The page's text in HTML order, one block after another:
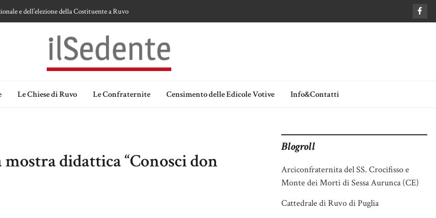
e dell’elezione della Costituente a Ruvo
Madonna delle Grazie di Ruvo di Puglia
Ipotesi e memorie.
Le Chiese di Ruvo Le Confraternite Censimento delle Edicole Votive Info&Contatti
didattica “Conosci don
Blogroll
Arciconfraternita del SS. Crocifisso e
Monte dei Morti di Sessa Aurunca (CE)
Cattedrale di Ruvo di Puglia